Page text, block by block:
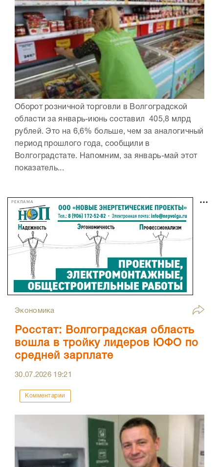
Оборот розничной торговли в Волгоградской
области за январь-июнь составил 405,8 млрд
рублей. Это на 6,6% больше, чем за аналогичный
период прошлого года, сообщили в
Волгоградстате. Напомним, за январь-май этот
показатель...
РЕКЛАМА
Экономика
Росстат: Волгоградская область
вошла в тройку лидеров ЮФО по
средней зарплате
30.07.2026 19:21
Комментарии